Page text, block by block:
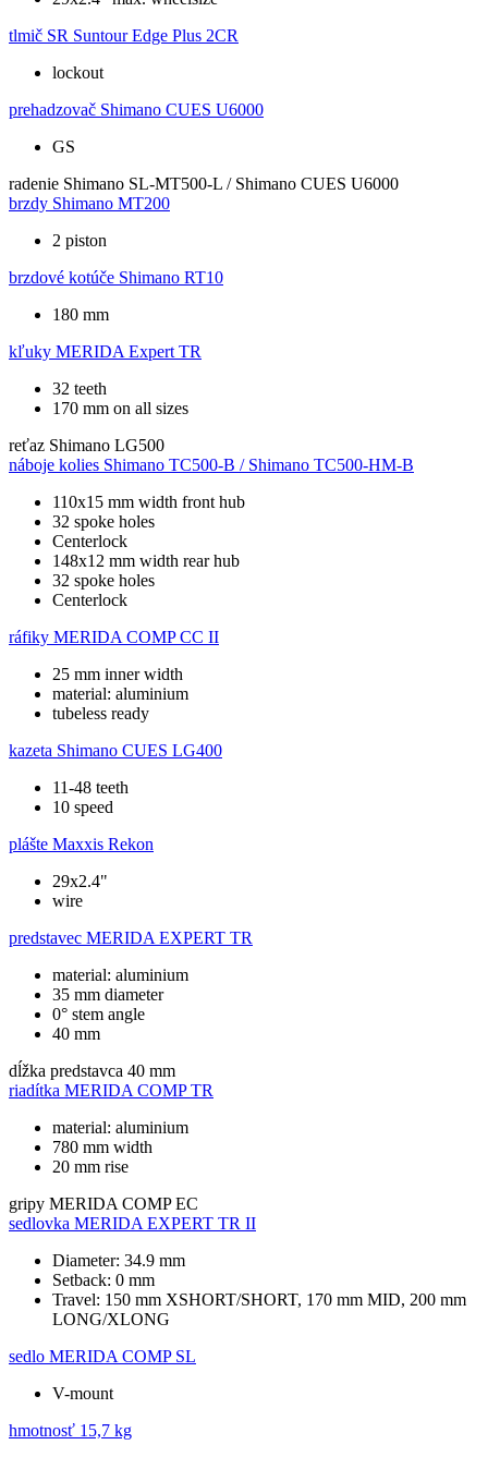
tlmič SR Suntour Edge Plus 2CR
lockout
prehadzovač Shimano CUES U6000
GS
radenie Shimano SL-MT500-L / Shimano CUES U6000
brzdy Shimano MT200
2 piston
brzdové kotúče Shimano RT10
180 mm
kľuky MERIDA Expert TR
32 teeth
170 mm on all sizes
reťaz Shimano LG500
náboje kolies Shimano TC500-B / Shimano TC500-HM-B
110x15 mm width front hub
32 spoke holes
Centerlock
148x12 mm width rear hub
32 spoke holes
Centerlock
ráfiky MERIDA COMP CC II
25 mm inner width
material: aluminium
tubeless ready
kazeta Shimano CUES LG400
11-48 teeth
10 speed
plášte Maxxis Rekon
29x2.4"
wire
predstavec MERIDA EXPERT TR
material: aluminium
35 mm diameter
0° stem angle
40 mm
dĺžka predstavca 40 mm
riadítka MERIDA COMP TR
material: aluminium
780 mm width
20 mm rise
gripy MERIDA COMP EC
sedlovka MERIDA EXPERT TR II
Diameter: 34.9 mm
Setback: 0 mm
Travel: 150 mm XSHORT/SHORT, 170 mm MID, 200 mm
LONG/XLONG
sedlo MERIDA COMP SL
V-mount
hmotnosť 15,7 kg